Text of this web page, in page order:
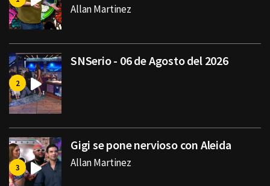
Allan Martinez
SNSerio - 06 de Agosto del 2026
Gigi se pone nervioso con Aleida
Allan Martinez